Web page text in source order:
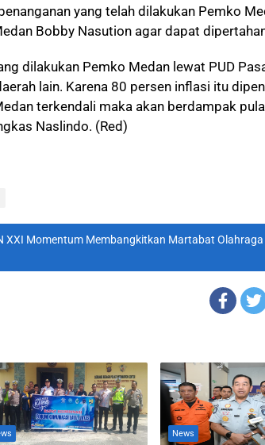
yang telah dilakukan Pemko
Bobby Nasution agar dapat
dilakukan Pemko Medan lewat PUD
lain. Karena 80 persen inflasi itu
terkendali maka akan berdampak
Naslindo. (Red)
XXI Momentum Membangkitkan Martabat Olahraga
News